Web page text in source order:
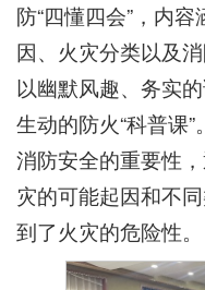
防“四懂四会”，内
因、火灾分类以及
以幽默风趣、务实
生动的防火“科普课
消防安全的重要性
灾的可能起因和不
到了火灾的危险性。